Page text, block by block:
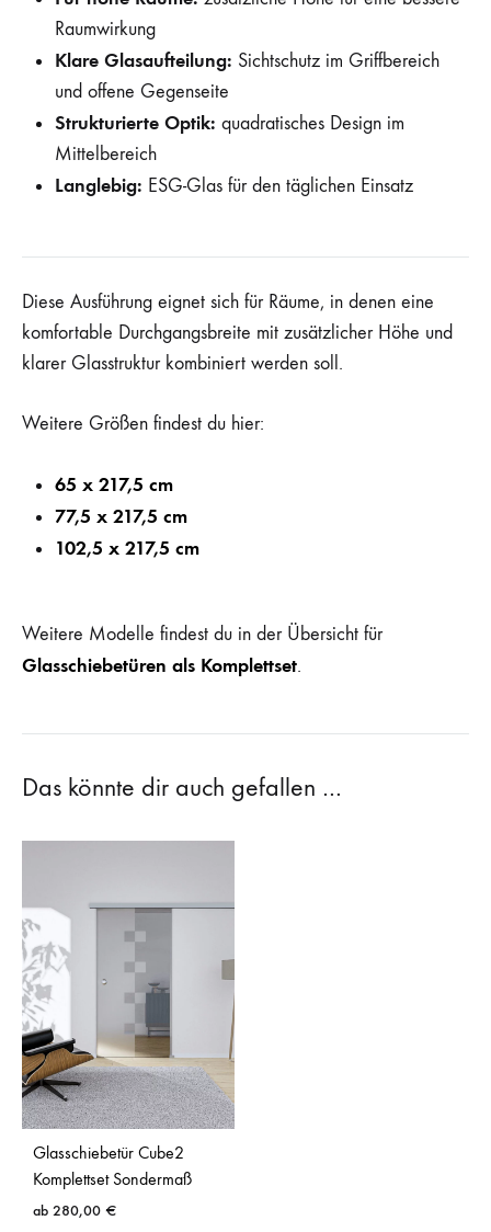
Raumwirkung
Klare Glasaufteilung: Sichtschutz im Griffbereich
und offene Gegenseite
Strukturierte Optik: quadratisches Design im
Mittelbereich
Langlebig: ESG-Glas für den täglichen Einsatz
Diese Ausführung eignet sich für Räume, in denen eine
komfortable Durchgangsbreite mit zusätzlicher Höhe und
klarer Glasstruktur kombiniert werden soll.
Weitere Größen findest du hier:
65 x 217,5 cm
77,5 x 217,5 cm
102,5 x 217,5 cm
Weitere Modelle findest du in der Übersicht für
Glasschiebetüren als Komplettset.
Das könnte dir auch gefallen …
Glasschiebetür Cube2
Komplettset Sondermaß
ab 280,00 €